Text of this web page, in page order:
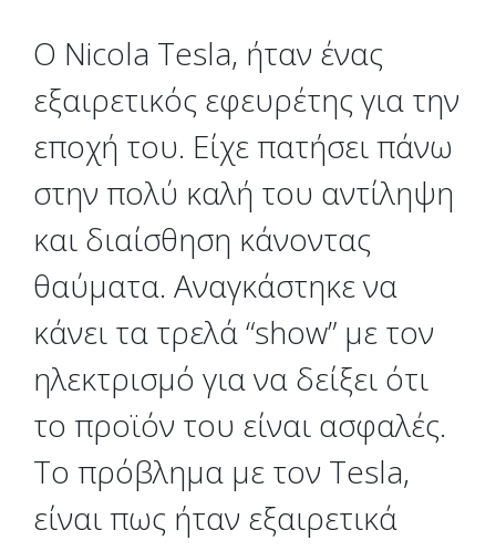
Ο Nicola Tesla, ήταν ένας
εξαιρετικός εφευρέτης για την
εποχή του. Είχε πατήσει πάνω
στην πολύ καλή του αντίληψη
και διαίσθηση κάνοντας
θαύματα. Αναγκάστηκε να
κάνει τα τρελά “show” με τον
ηλεκτρισμό για να δείξει ότι
το προϊόν του είναι ασφαλές.
Το πρόβλημα με τον Tesla,
είναι πως ήταν εξαιρετικά